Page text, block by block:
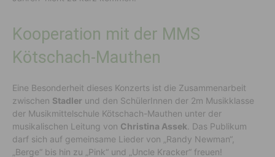
Kooperation mit der MMS
Kötschach-Mauthen
Eine Besonderheit dieses Konzerts ist die Zusammenarbeit
zwischen Stadler und den SchülerInnen der 2m Musikklasse
der Musikmittelschule Kötschach-Mauthen unter der
musikalischen Leitung von Christina Assek . Das Publikum
darf sich auf gemeinsame Lieder von „Randy Newman“,
„Berge“ bis hin zu „Pink“ und „Uncle Kracker“ freuen!